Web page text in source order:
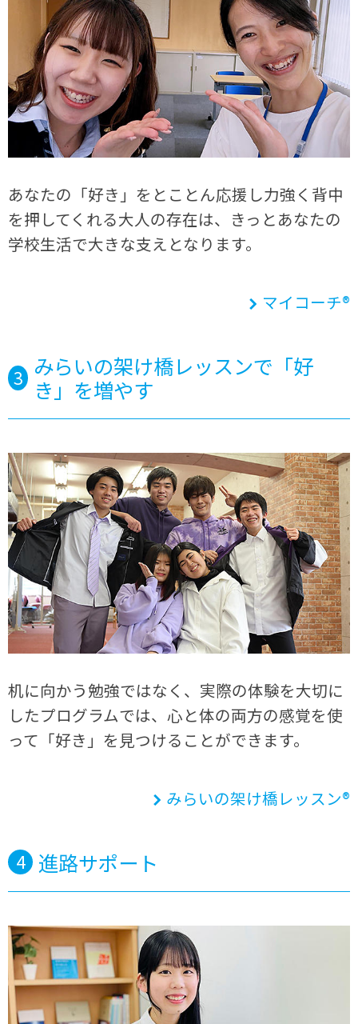
あなたの「好き」をとことん応援し力強く背中
を押してくれる大人の存在は、きっとあなたの
学校生活で大きな支えとなります。
マイコーチ®
3 みらいの架け橋レッスンで「好
き」を増やす
机に向かう勉強ではなく、実際の体験を大切に
したプログラムでは、心と体の両方の感覚を使
って「好き」を見つけることができます。
みらいの架け橋レッスン®
4 進路サポート